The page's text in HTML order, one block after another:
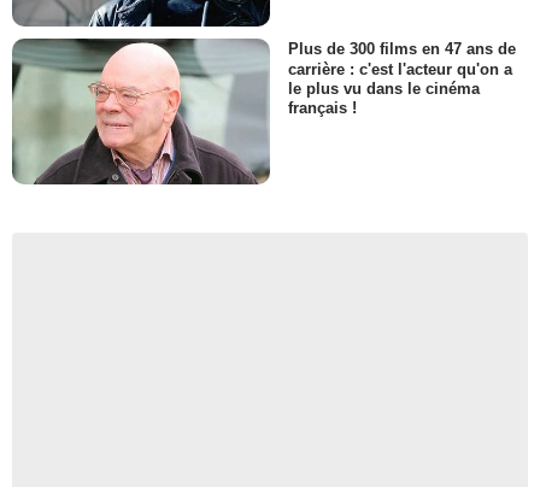
Plus de 300 films en 47 ans de
carrière : c'est l'acteur qu'on a
le plus vu dans le cinéma
français !